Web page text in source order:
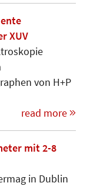
XUV
von H+P
read more
mit 2-8
in Dublin